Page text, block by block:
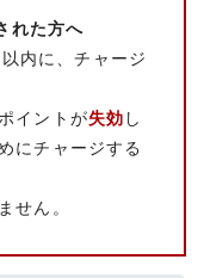
れた方へ
内に、チャージ
イントが失効 し
にチャージする
せん。